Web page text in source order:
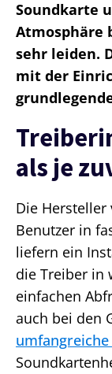
Soundkarte
Atmosphäre
sehr leiden.
mit der
als je
Die Hersteller
Benutzer in
liefern ein
die Treiber in
einfachen
auch bei den